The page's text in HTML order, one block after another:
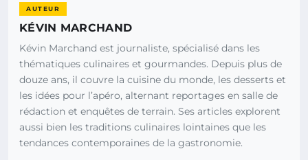
AUTEUR
KÉVIN MARCHAND
Kévin Marchand est journaliste, spécialisé dans les
thématiques culinaires et gourmandes. Depuis plus de
douze ans, il couvre la cuisine du monde, les desserts et
les idées pour l’apéro, alternant reportages en salle de
rédaction et enquêtes de terrain. Ses articles explorent
aussi bien les traditions culinaires lointaines que les
tendances contemporaines de la gastronomie.